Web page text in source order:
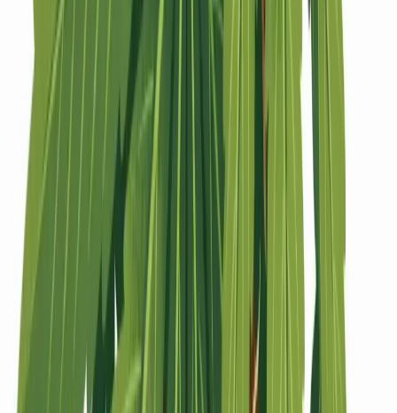
Strains Hybrid Strains
Standorte